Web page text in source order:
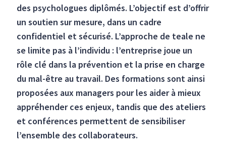
des psychologues diplômés. L’objectif est d’offrir
un soutien sur mesure, dans un cadre
confidentiel et sécurisé. L’approche de teale ne
se limite pas à l’individu : l’entreprise joue un
rôle clé dans la prévention et la prise en charge
du mal-être au travail. Des formations sont ainsi
proposées aux managers pour les aider à mieux
appréhender ces enjeux, tandis que des ateliers
et conférences permettent de sensibiliser
l’ensemble des collaborateurs.